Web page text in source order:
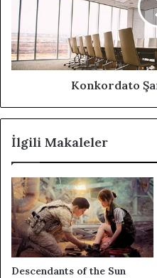
Konkordato
İlgili Makaleler
Descendants of the Sun